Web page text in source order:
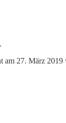
27. März